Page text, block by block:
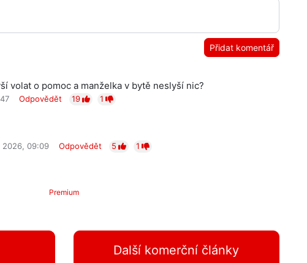
Přidat komentář
volat o pomoc a manželka v bytě neslyší nic?
Odpovědět 19 1
2026, 09:09 Odpovědět 5 1
Premium
Další komerční články